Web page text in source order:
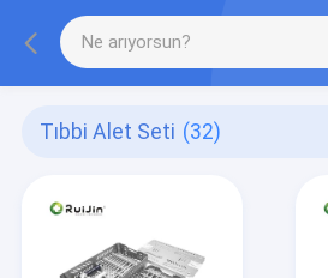
Tıbbi Alet Seti (32)